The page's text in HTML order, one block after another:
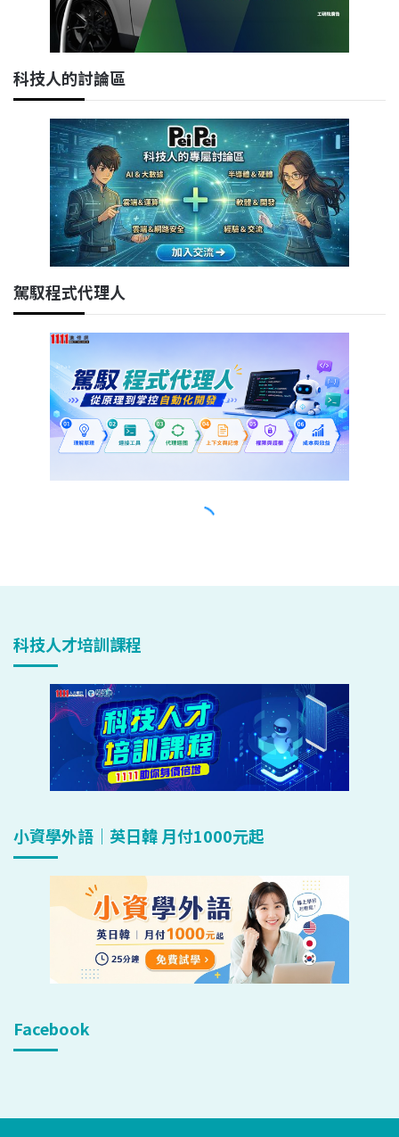
科技人才培訓課程
小資學外語｜英日韓 月付1000元起
Facebook